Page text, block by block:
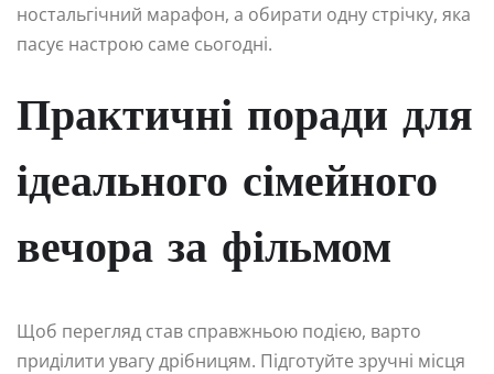
ностальгічний марафон, а обирати одну стрічку, яка
пасує настрою саме сьогодні.
Практичні поради для
ідеального сімейного
вечора за фільмом
Щоб перегляд став справжньою подією, варто
приділити увагу дрібницям. Підготуйте зручні місця